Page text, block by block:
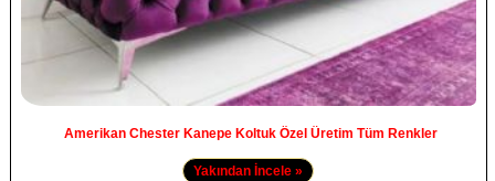
Amerikan Chester Kanepe Koltuk Özel Üretim Tüm Renkler
Yakından İncele »